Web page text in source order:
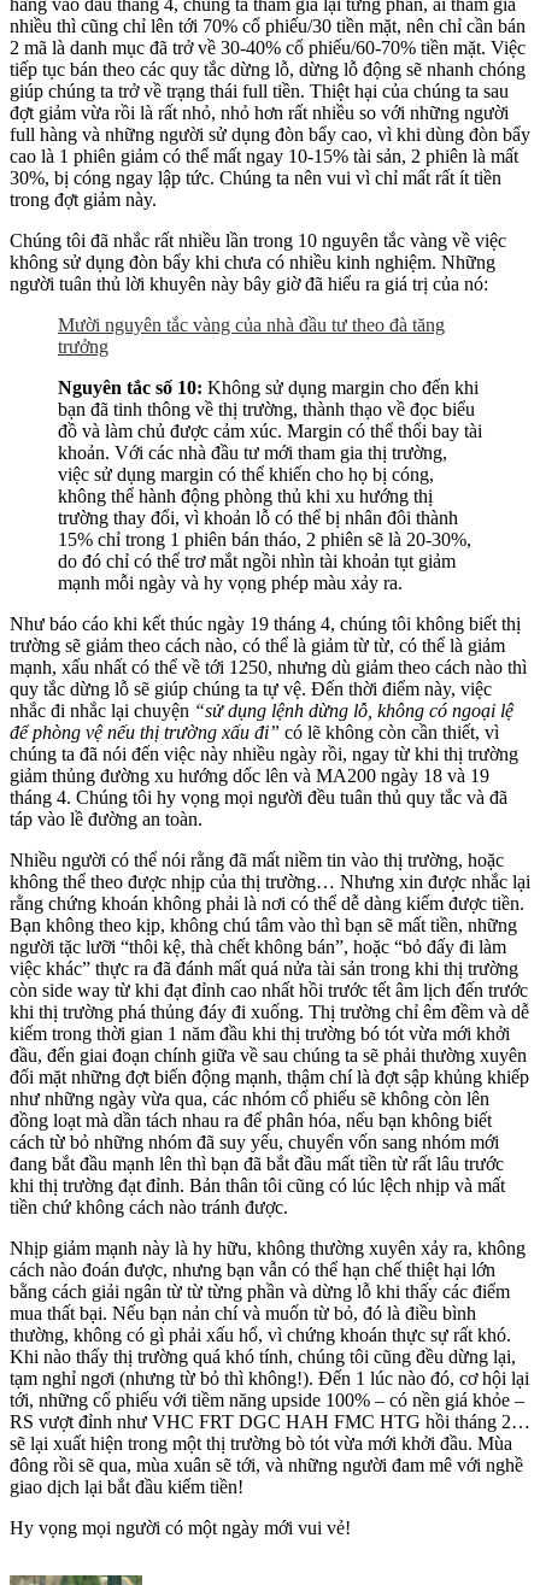
hàng vào đầu tháng 4, chúng ta tham gia lại từng phần, ai tham gia
nhiều thì cũng chỉ lên tới 70% cổ phiếu/30 tiền mặt, nên chỉ cần bán
2 mã là danh mục đã trở về 30-40% cổ phiếu/60-70% tiền mặt. Việc
tiếp tục bán theo các quy tắc dừng lỗ, dừng lỗ động sẽ nhanh chóng
giúp chúng ta trở về trạng thái full tiền. Thiệt hại của chúng ta sau
đợt giảm vừa rồi là rất nhỏ, nhỏ hơn rất nhiều so với những người
full hàng và những người sử dụng đòn bẩy cao, vì khi dùng đòn bẩy
cao là 1 phiên giảm có thể mất ngay 10-15% tài sản, 2 phiên là mất
30%, bị cóng ngay lập tức. Chúng ta nên vui vì chỉ mất rất ít tiền
trong đợt giảm này.
Chúng tôi đã nhắc rất nhiều lần trong 10 nguyên tắc vàng về việc
không sử dụng đòn bẩy khi chưa có nhiều kinh nghiệm. Những
người tuân thủ lời khuyên này bây giờ đã hiểu ra giá trị của nó:
Mười nguyên tắc vàng của nhà đầu tư theo đà tăng
trưởng
Nguyên tắc số 10: Không sử dụng margin cho đến khi
bạn đã tinh thông về thị trường, thành thạo về đọc biểu
đồ và làm chủ được cảm xúc. Margin có thể thổi bay tài
khoản. Với các nhà đầu tư mới tham gia thị trường,
việc sử dụng margin có thể khiến cho họ bị cóng,
không thể hành động phòng thủ khi xu hướng thị
trường thay đổi, vì khoản lỗ có thể bị nhân đôi thành
15% chỉ trong 1 phiên bán tháo, 2 phiên sẽ là 20-30%,
do đó chỉ có thể trơ mắt ngồi nhìn tài khoản tụt giảm
mạnh mỗi ngày và hy vọng phép màu xảy ra.
Như báo cáo khi kết thúc ngày 19 tháng 4, chúng tôi không biết thị
trường sẽ giảm theo cách nào, có thể là giảm từ từ, có thể là giảm
mạnh, xấu nhất có thể về tới 1250, nhưng dù giảm theo cách nào thì
quy tắc dừng lỗ sẽ giúp chúng ta tự vệ. Đến thời điểm này, việc
nhắc đi nhắc lại chuyện “sử dụng lệnh dừng lỗ, không có ngoại lệ
để phòng vệ nếu thị trường xấu đi” có lẽ không còn cần thiết, vì
chúng ta đã nói đến việc này nhiều ngày rồi, ngay từ khi thị trường
giảm thủng đường xu hướng dốc lên và MA200 ngày 18 và 19
tháng 4. Chúng tôi hy vọng mọi người đều tuân thủ quy tắc và đã
táp vào lề đường an toàn.
Nhiều người có thể nói rằng đã mất niềm tin vào thị trường, hoặc
không thể theo được nhịp của thị trường… Nhưng xin được nhắc lại
rằng chứng khoán không phải là nơi có thể dễ dàng kiếm được tiền.
Bạn không theo kịp, không chú tâm vào thì bạn sẽ mất tiền, những
người tặc lưỡi “thôi kệ, thà chết không bán”, hoặc “bỏ đấy đi làm
việc khác” thực ra đã đánh mất quá nửa tài sản trong khi thị trường
còn side way từ khi đạt đỉnh cao nhất hồi trước tết âm lịch đến trước
khi thị trường phá thủng đáy đi xuống. Thị trường chỉ êm đềm và dễ
kiếm trong thời gian 1 năm đầu khi thị trường bó tót vừa mới khởi
đầu, đến giai đoạn chính giữa về sau chúng ta sẽ phải thường xuyên
đối mặt những đợt biến động mạnh, thậm chí là đợt sập khủng khiếp
như những ngày vừa qua, các nhóm cổ phiếu sẽ không còn lên
đồng loạt mà dần tách nhau ra để phân hóa, nếu bạn không biết
cách từ bỏ những nhóm đã suy yếu, chuyển vốn sang nhóm mới
đang bắt đầu mạnh lên thì bạn đã bắt đầu mất tiền từ rất lâu trước
khi thị trường đạt đỉnh. Bản thân tôi cũng có lúc lệch nhịp và mất
tiền chứ không cách nào tránh được.
Nhịp giảm mạnh này là hy hữu, không thường xuyên xảy ra, không
cách nào đoán được, nhưng bạn vẫn có thể hạn chế thiệt hại lớn
bằng cách giải ngân từ từ từng phần và dừng lỗ khi thấy các điểm
mua thất bại. Nếu bạn nản chí và muốn từ bỏ, đó là điều bình
thường, không có gì phải xấu hổ, vì chứng khoán thực sự rất khó.
Khi nào thấy thị trường quá khó tính, chúng tôi cũng đều dừng lại,
tạm nghỉ ngơi (nhưng từ bỏ thì không!). Đến 1 lúc nào đó, cơ hội lại
tới, những cổ phiếu với tiềm năng upside 100% – có nền giá khỏe –
RS vượt đỉnh như VHC FRT DGC HAH FMC HTG hồi tháng 2…
sẽ lại xuất hiện trong một thị trường bò tót vừa mới khởi đầu. Mùa
đông rồi sẽ qua, mùa xuân sẽ tới, và những người đam mê với nghề
giao dịch lại bắt đầu kiếm tiền!
Hy vọng mọi người có một ngày mới vui vẻ!